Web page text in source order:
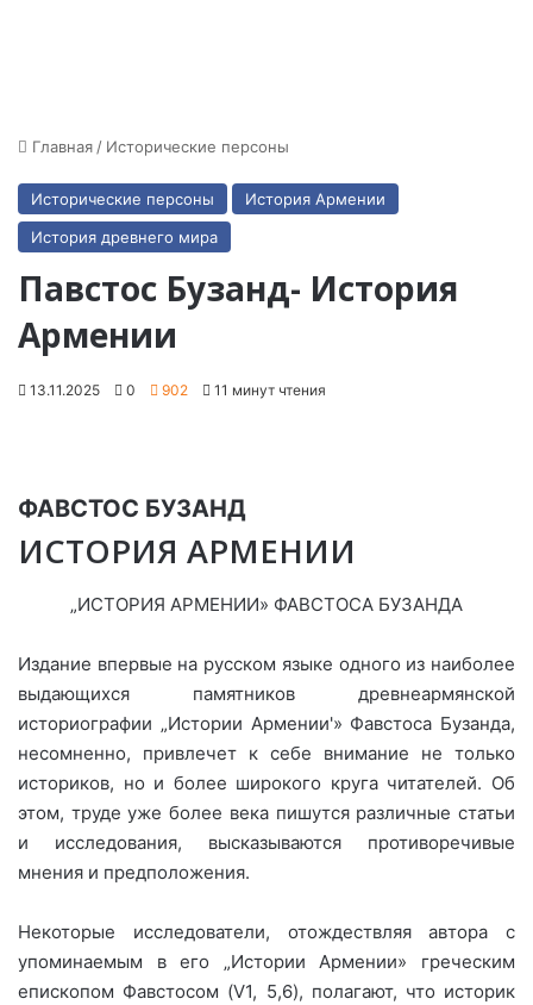
Главная / Исторические персоны
Исторические персоны
История Армении
История древнего мира
Павстос Бузанд- История
Армении
13.11.2025 0 902 11 минут чтения
ФАВСТОС БУЗАНД
ИСТОРИЯ АРМЕНИИ
„ИСТОРИЯ АРМЕНИИ» ФАВСТОСА БУЗАНДА
Издание впервые на русском языке одного из наиболее
выдающихся памятников древнеармянской
историографии „Истории Армении'» Фавстоса Бузанда,
несомненно, привлечет к себе внимание не только
историков, но и более широкого круга читателей. Об
этом, труде уже более века пишутся различные статьи
и исследования, высказываются противоречивые
мнения и предположения.
Некоторые исследователи, отождествляя автора с
упоминаемым в его „Истории Армении» греческим
епископом Фавстосом (V1, 5,6), полагают, что историк